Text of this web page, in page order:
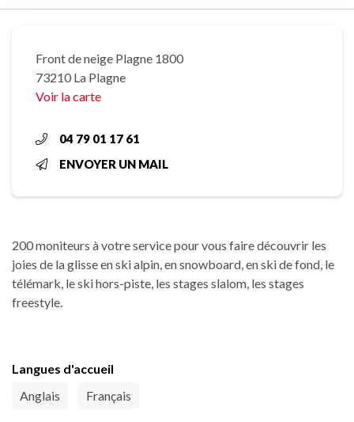
Front de neige Plagne 1800
73210 La Plagne
Voir la carte
04 79 01 17 61
ENVOYER UN MAIL
200 moniteurs à votre service pour vous faire découvrir les
joies de la glisse en ski alpin, en snowboard, en ski de fond, le
télémark, le ski hors-piste, les stages slalom, les stages
freestyle.
Langues d'accueil
Anglais
Français